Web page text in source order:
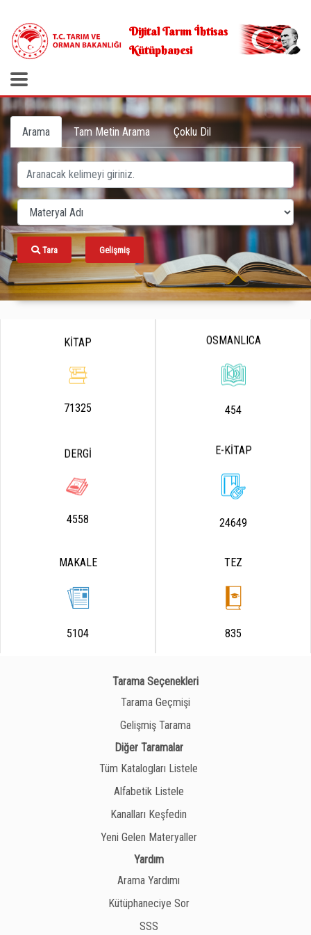
Dijital Tarım İhtisas
Kütüphanesi
Arama Tam Metin Arama Çoklu Dil
Tara Gelişmiş
KİTAP
71325
OSMANLICA
454
DERGİ
4558
E-KİTAP
24649
MAKALE
5104
TEZ
835
Tarama Seçenekleri
Tarama Geçmişi
Gelişmiş Tarama
Diğer Taramalar
Tüm Katalogları Listele
Alfabetik Listele
Kanalları Keşfedin
Yeni Gelen Materyaller
Yardım
Arama Yardımı
Kütüphaneciye Sor
SSS